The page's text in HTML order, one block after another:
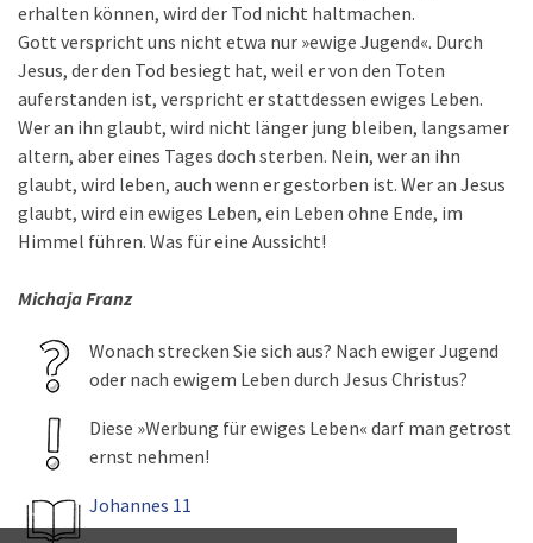
erhalten können, wird der Tod nicht haltmachen.
Gott verspricht uns nicht etwa nur »ewige Jugend«. Durch
Jesus, der den Tod besiegt hat, weil er von den Toten
auferstanden ist, verspricht er stattdessen ewiges Leben.
Wer an ihn glaubt, wird nicht länger jung bleiben, langsamer
altern, aber eines Tages doch sterben. Nein, wer an ihn
glaubt, wird leben, auch wenn er gestorben ist. Wer an Jesus
glaubt, wird ein ewiges Leben, ein Leben ohne Ende, im
Himmel führen. Was für eine Aussicht!
Michaja Franz
Wonach strecken Sie sich aus? Nach ewiger Jugend
oder nach ewigem Leben durch Jesus Christus?
Diese »Werbung für ewiges Leben« darf man getrost
ernst nehmen!
Johannes 11